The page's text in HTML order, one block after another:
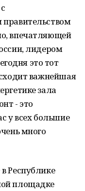
впечатляющей
лидером
это тот
важнейшая
зала
- это
у всех большие
много
Республике
площадке